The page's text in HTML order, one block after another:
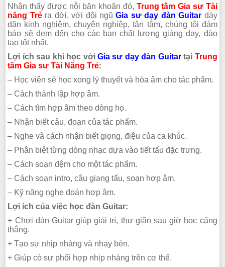
Nhận thấy được nỗi băn khoăn đó, Trung tâm Gia sư Tài
năng Trẻra đời, với đội ngũGia sư dạy đàn Guitar dày
dặn kinh nghiệm, chuyên nghiệp, tận tâm, chúng tôi đảm
bảo sẽ đem đến cho các bạn chất lượng giảng dạy, đào
tạo tốt nhất.
Lợi ích sau khi học với Gia sư dạy đàn Guitartại Trung
tâm Gia sư Tài Năng Trẻ:
– Học viên sẽ học xong lý thuyết và hòa âm cho tác phẩm.
– Cách thành lập hợp âm.
– Cách tìm hợp âm theo dòng họ.
– Nhận biết câu, đoạn của tác phẩm.
– Nghe và cách nhận biết giọng, điệu của ca khúc.
– Phân biệt từng dòng nhạc dựa vào tiết tấu đặc trưng.
– Cách soạn đệm cho một tác phẩm.
– Cách soạn intro, câu giang tấu, soạn hợp âm.
– Kỹ năng nghe đoán hợp âm.
Lợi ích của việc học đàn Guitar:
+ Chơi đàn Guitar giúp giải trí, thư giãn sau giờ học căng
thẳng.
+ Tạo sự nhịp nhàng và nhạy bén.
+ Giúp có sự phối hợp nhịp nhàng trên cơ thể.